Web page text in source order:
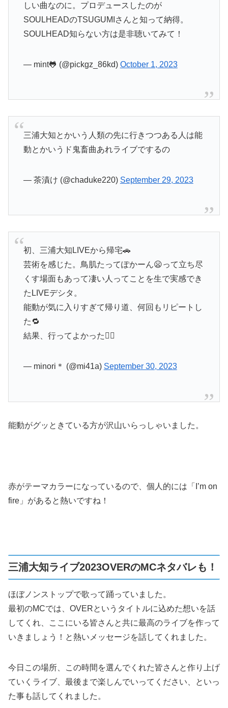
しい曲なのに。プロデュースしたのが
SOULHEADのTSUGUMIさんと知って納得。
SOULHEAD知らない方は是非聴いてみて！
— mint🐸 (@pickgz_86kd) October 1, 2023
三浦大知とかいう人類の先に行きつつある人は能
動とかいうド鬼畜曲あれライブでするの
— 茶漬け (@chaduke220) September 29, 2023
初、三浦大知LIVEから帰宅🚗
芸術を感じた。鳥肌たってぽかーん😦って立ち尽
くす場面もあって凄い人ってことを生で実感でき
たLIVEデシタ。
能動が気に入りすぎて帰り道、何回もリピートし
た🔁
結果、行ってよかった🙆‍♀️
— minori＊ (@mi41a) September 30, 2023
能動がグッときている方が沢山いらっしゃいました。
赤がテーマカラーになっているので、個人的には「I’m on
fire」があると熱いですね！
三浦大知ライブ2023OVERのMCネタバレも！
ほぼノンストップで歌って踊っていました。
最初のMCでは、OVERというタイトルに込めた想いを話
してくれ、ここにいる皆さんと共に最高のライブを作って
いきましょう！と熱いメッセージを話してくれました。
今日この場所、この時間を選んでくれた皆さんと作り上げ
ていくライブ、最後まで楽しんでいってください、といっ
た事も話してくれました。